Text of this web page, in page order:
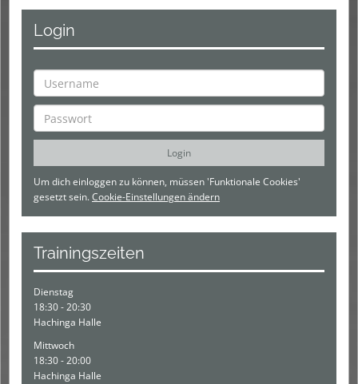
Login
Um dich einloggen zu können, müssen 'Funktionale Cookies'
gesetzt sein.Cookie-Einstellungen ändern
Trainingszeiten
Dienstag
18:30 - 20:30
Hachinga Halle
Mittwoch
18:30 - 20:00
Hachinga Halle